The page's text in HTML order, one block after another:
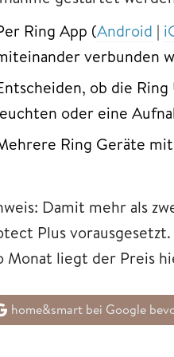
Ring App (Android |
verbunden
ob die
oder eine
Ring Geräte
Damit mehr als
Plus
Monat liegt der Preis
home&smart bei Google